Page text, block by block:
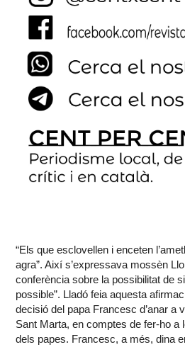
“Els que esclovellen i enceten
agra”. Així s’expressava mossèn
conferència sobre la possibilitat de
possible”. Lladó feia aquesta
decisió del papa Francesc d’anar a
Sant Marta, en comptes de fer-ho a
dels papes. Francesc, a més, dina